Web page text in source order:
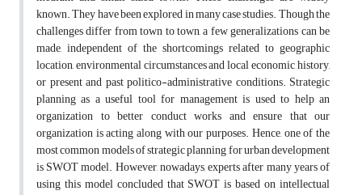
known. They have been explored in many case studies. Though the
challenges differ from town to town, a few generalizations can be
made, independent of the shortcomings related to geographic
location, environmental circumstances and local economic history,
or present and past politico-administrative conditions. Strategic
planning as a useful tool for management is used to help an
organization to better conduct works and ensure that our
organization is acting along with our purposes. Hence, one of the
most common models of strategic planning for urban development
is SWOT model. However, nowadays, experts after many years of
using this model concluded that SWOT is based on intellectual